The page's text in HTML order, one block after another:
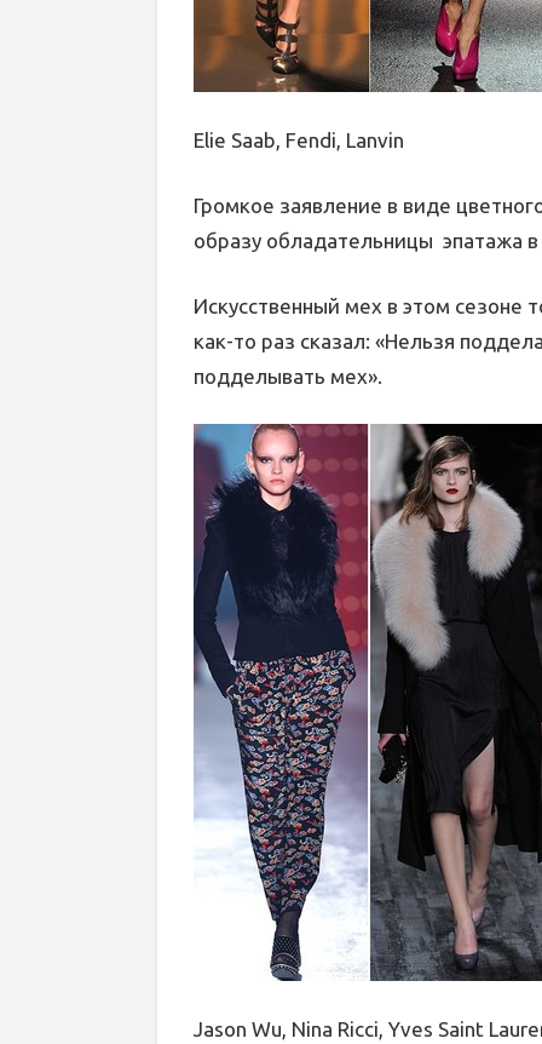
Elie Saab, Fendi, Lanvin
Громкое заявление в виде
образу обладательницы эпатажа
Искусственный мех в этом
как-то раз сказал: «Нельзя
подделывать мех».
Jason Wu, Nina Ricci, Yves Saint